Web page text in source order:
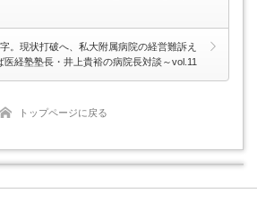
。現状打破へ、私大附属病院の経営難訴え
医経塾塾長・井上貴裕の病院長対談～vol.11
トップページに戻る